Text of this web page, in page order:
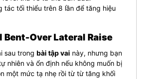
tác tối thiểu trên 8 lần để tăng hiệu
Bent-Over Lateral Raise
sau trong bài tập vai này, nhưng bạn
nhiên và ổn định nếu không muốn bị
một mức tạ nhẹ rồi từ từ tăng khối